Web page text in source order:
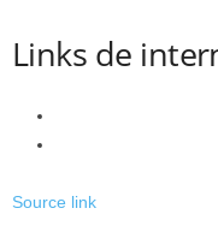
Links de
Source link